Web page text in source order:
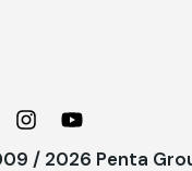
/ 2026 Penta